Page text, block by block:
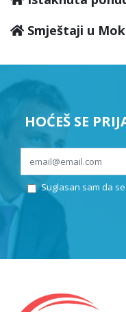
Smještaji u
HOĆEŠ SE
Suglasan sam da